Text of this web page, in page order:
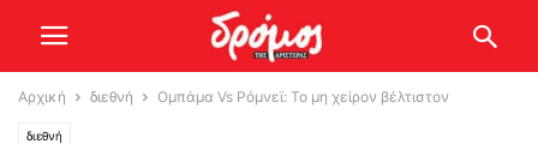
Αρχική διεθνή Ομπάμα Vs Ρόμνεϊ: Το μη χείρον βέλτιστον
διεθνή